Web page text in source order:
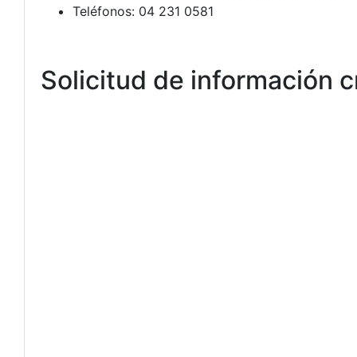
Teléfonos: 04 231 0581
Solicitud de información